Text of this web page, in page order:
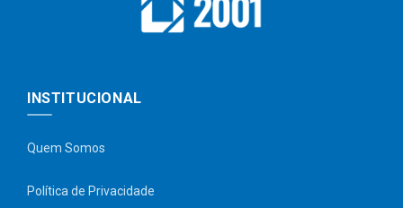
INSTITUCIONAL
Quem Somos
Política de Privacidade